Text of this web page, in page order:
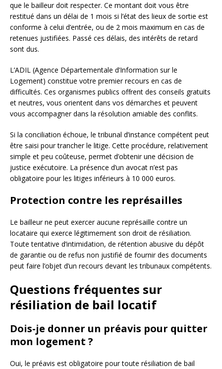
que le bailleur doit respecter. Ce montant doit vous être
restitué dans un délai de 1 mois si l’état des lieux de sortie est
conforme à celui d’entrée, ou de 2 mois maximum en cas de
retenues justifiées. Passé ces délais, des intérêts de retard
sont dus.
L’ADIL (Agence Départementale d’Information sur le
Logement) constitue votre premier recours en cas de
difficultés. Ces organismes publics offrent des conseils gratuits
et neutres, vous orientent dans vos démarches et peuvent
vous accompagner dans la résolution amiable des conflits.
Si la conciliation échoue, le tribunal d’instance compétent peut
être saisi pour trancher le litige. Cette procédure, relativement
simple et peu coûteuse, permet d’obtenir une décision de
justice exécutoire. La présence d’un avocat n’est pas
obligatoire pour les litiges inférieurs à 10 000 euros.
Protection contre les représailles
Le bailleur ne peut exercer aucune représaille contre un
locataire qui exerce légitimement son droit de résiliation.
Toute tentative d’intimidation, de rétention abusive du dépôt
de garantie ou de refus non justifié de fournir des documents
peut faire l’objet d’un recours devant les tribunaux compétents.
Questions fréquentes sur
résiliation de bail locatif
Dois-je donner un préavis pour quitter
mon logement ?
Oui, le préavis est obligatoire pour toute résiliation de bail